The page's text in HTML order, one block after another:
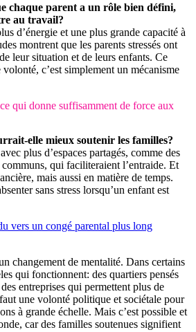
chaque parent a un rôle bien défini,
au travail?
d’énergie et une plus grande capacité à
montrent que les parents stressés ont
leur situation et de leurs enfants. Ce
volonté, c’est simplement un mécanisme
qui donne suffisamment de force aux
elle mieux soutenir les familles?
plus d’espaces partagés, comme des
qui faciliteraient l’entraide. Et
mais aussi en matière de temps.
sans stress lorsqu’un enfant est
vers un congé parental plus long
changement de mentalité. Dans certains
qui fonctionnent: des quartiers pensés
entreprises qui permettent plus de
une volonté politique et sociétale pour
à grande échelle. Mais c’est possible et
car des familles soutenues signifient